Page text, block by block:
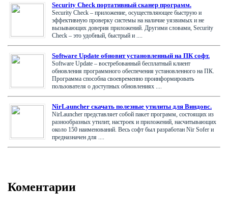
Security Check портативный сканер программ.
Security Check – приложение, осуществляющее быструю и
эффективную проверку системы на наличие уязвимых и не
вызывающих доверия приложений. Другими словами, Security
Check – это удобный, быстрый и ....
Software Update обновит установленный на ПК софт.
Software Update – востребованный бесплатный клиент
обновления программного обеспечения установленного на ПК.
Программа способна своевременно проинформировать
пользователя о доступных обновлениях ....
NirLauncher скачать полезные утилиты для Виндовс.
NirLauncher представляет собой пакет программ, состоящих из
разнообразных утилит, настроек и приложений, насчитывающих
около 150 наименований. Весь софт был разработан Nir Sofer и
предназначен для ....
Коментарии